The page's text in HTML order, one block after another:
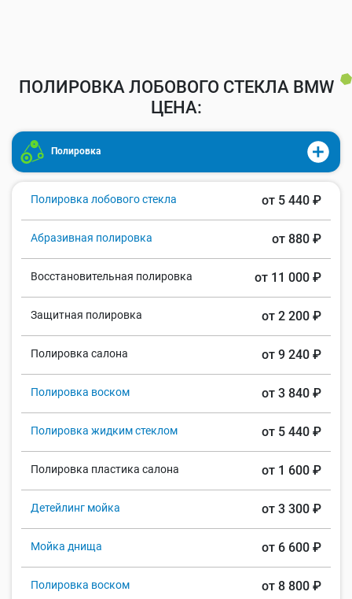
ПОЛИРОВКА ЛОБОВОГО СТЕКЛА BMW
ЦЕНА:
Полировка
Полировка лобового стекла от 5 440 ₽
Абразивная полировка от 880 ₽
Восстановительная полировка от 11 000 ₽
Защитная полировка от 2 200 ₽
Полировка салона от 9 240 ₽
Полировка воском от 3 840 ₽
Полировка жидким стеклом от 5 440 ₽
Полировка пластика салона от 1 600 ₽
Детейлинг мойка от 3 300 ₽
Мойка днища от 6 600 ₽
Полировка воском от 8 800 ₽